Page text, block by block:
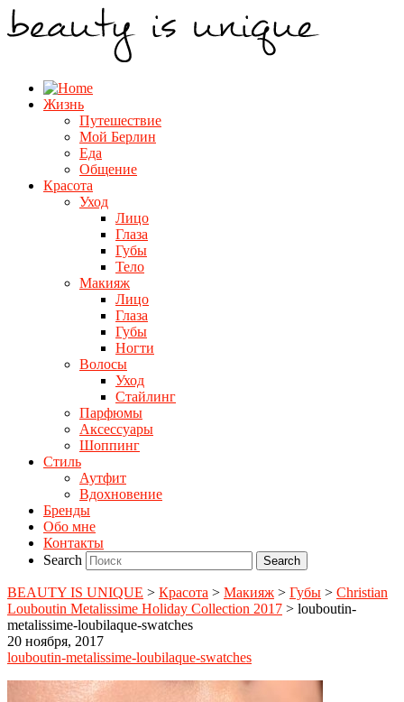
Жизнь
Путешествие
Мой Берлин
Еда
Общение
Красота
Уход
Лицо
Глаза
Губы
Тело
Макияж
Лицо
Глаза
Губы
Ногти
Волосы
Уход
Стайлинг
Парфюмы
Аксессуары
Шоппинг
Стиль
Аутфит
Вдохновение
Бренды
Обо мне
Контакты
Search
BEAUTY IS UNIQUE > Красота > Макияж > Губы > Christian
Louboutin Metalissime Holiday Collection 2017 > louboutin-
metalissime-loubilaque-swatches
20 ноября, 2017
louboutin-metalissime-loubilaque-swatches